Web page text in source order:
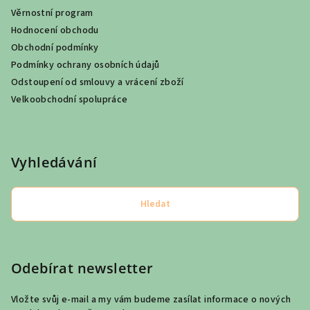
Věrnostní program
Hodnocení obchodu
Obchodní podmínky
Podmínky ochrany osobních údajů
Odstoupení od smlouvy a vrácení zboží
Velkoobchodní spolupráce
Vyhledávání
Hledat
Odebírat newsletter
Vložte svůj e-mail a my vám budeme zasílat informace o nových